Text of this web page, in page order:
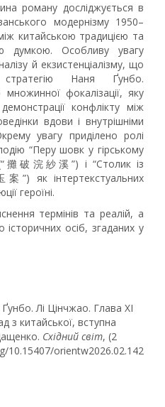
роману досліджується в
модернізму 1950–
китайською традицією та
думкою. Особливу увагу
й екзистенціалізму, що
Наня Ґунбо.
фокалізації, яку
конфлікту між
вдови і внутрішніми
увагу приділено ролі
“Перу шовк у гірському
攤破浣紗溪”) і “Столик із
”) як інтертекстуальних
героїні.
термінів та реалій, а
історичних осіб, згаданих у
Лі Цінчжао. Глава ХІ
з китайської, вступна
Східний світ, (2
10.15407/orientw2026.02.142